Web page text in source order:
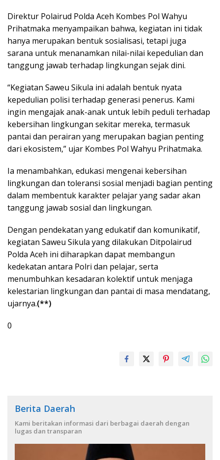
Direktur Polairud Polda Aceh Kombes Pol Wahyu
Prihatmaka menyampaikan bahwa, kegiatan ini tidak
hanya merupakan bentuk sosialisasi, tetapi juga
sarana untuk menanamkan nilai-nilai kepedulian dan
tanggung jawab terhadap lingkungan sejak dini.
“Kegiatan Saweu Sikula ini adalah bentuk nyata
kepedulian polisi terhadap generasi penerus. Kami
ingin mengajak anak-anak untuk lebih peduli terhadap
kebersihan lingkungan sekitar mereka, termasuk
pantai dan perairan yang merupakan bagian penting
dari ekosistem,” ujar Kombes Pol Wahyu Prihatmaka.
Ia menambahkan, edukasi mengenai kebersihan
lingkungan dan toleransi sosial menjadi bagian penting
dalam membentuk karakter pelajar yang sadar akan
tanggung jawab sosial dan lingkungan.
Dengan pendekatan yang edukatif dan komunikatif,
kegiatan Saweu Sikula yang dilakukan Ditpolairud
Polda Aceh ini diharapkan dapat membangun
kedekatan antara Polri dan pelajar, serta
menumbuhkan kesadaran kolektif untuk menjaga
kelestarian lingkungan dan pantai di masa mendatang,
ujarnya.(**)
0
Berita Daerah
Kami beritakan informasi dari berbagai daerah dengan
lugas dan transparan